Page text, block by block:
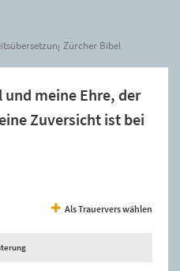
Zürcher Bibel
meine Ehre, der
Zuversicht ist bei
Als Trauervers wählen